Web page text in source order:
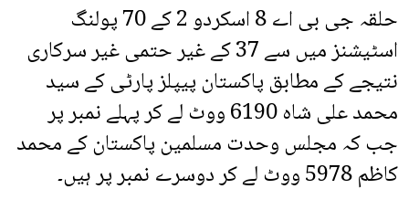
حلقہ جی بی اے 8 اسکردو 2 کے 70 پولنگ
اسٹیشنز میں سے 37 کے غیر حتمی غیر سرکاری
نتیجے کے مطابق پاکستان پیپلز پارٹی کے سید
محمد علی شاہ 6190 ووٹ لے کر پہلے نمبر پر
جب کہ مجلس وحدت مسلمین پاکستان کے محمد
کاظم 5978 ووٹ لے کر دوسرے نمبر پر ہیں۔